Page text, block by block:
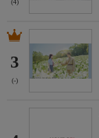
(4)
3
(-)